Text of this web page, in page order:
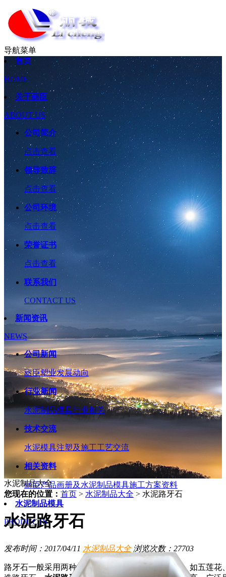
导航菜单
首页
HOME
关于丽臣
ABOUT US
公司简介
点击查看
领导致辞
点击查看
公司环境
点击查看
荣誉证书
点击查看
联系我们
CONTACT US
新闻资讯
NEWS
公司新闻
丽臣塑业发展动向
行业新闻
水泥制品模具行业相关
技术交流
水泥模具注塑及施工工艺交流
相关资料
丽臣产品画册及水泥制品模具施工方案资料
水泥制品模具
PRODUCTS
水泥制品大全
您现在的位置： 首页 > 水泥制品大全 > 水泥路牙石
水泥路牙石
发布时间：2017/04/11 水泥制品大全 浏览次数：27703
路牙石一般采用两种主要材质，一种为花岗岩石材，如五莲